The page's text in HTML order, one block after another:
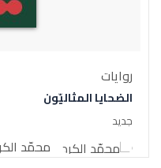
روايات
الضحايا المثاليّون
جديد
محمّد